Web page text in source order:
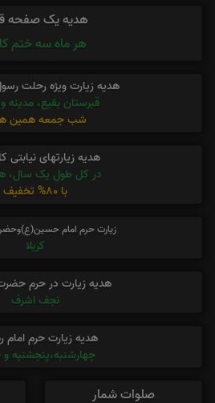
هدیه یک صفحه
هر ماه سه ختم
هدیه زیارت ویژه رحلت
قبرستان بقیع، مدینه
شب جمعه همین
هدیه زیارتهای
در کل طول یک سال،
با 80% تخفیف
زیارت حرم امام
کربلا
هدیه زیارت در حرم
نجف اشرف
هدیه زیارت حرم امام
چهارشنبه،پنجشنبه
صلوات شمار